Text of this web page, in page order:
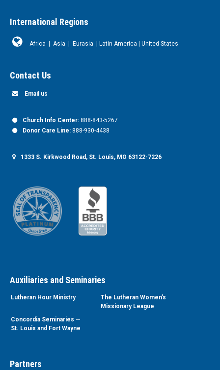
International Regions
Africa | Asia | Eurasia | Latin America | United States
Contact Us
Email us
Church Info Center: 888-843-5267
Donor Care Line: 888-930-4438
1333 S. Kirkwood Road, St. Louis, MO 63122-7226
Auxiliaries and Seminaries
Lutheran Hour Ministry
The Lutheran Women’s
Missionary League
Concordia Seminaries —
St. Louis and Fort Wayne
Partners